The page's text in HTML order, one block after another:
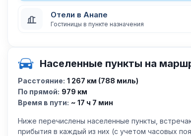
Отели в Анапе
Гостиницы в пункте назначения
Населенные пункты на
Расстояние: 1 267 км (788 миль)
По прямой: 979 км
Время в пути: ~ 17 ч 7 мин
Ниже перечислены населенные пункты,
прибытия в каждый из них (с учетом часовых